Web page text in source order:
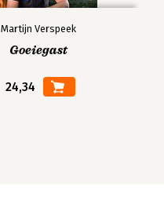
Martijn Verspeek
Goeiegast
24,34